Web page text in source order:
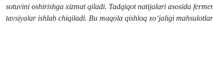
sotuvini oshirishga xizmat qiladi. Tadqiqot natijalari asosida
tavsiyalar ishlab chiqiladi. Bu maqola qishloq xo‘jaligi